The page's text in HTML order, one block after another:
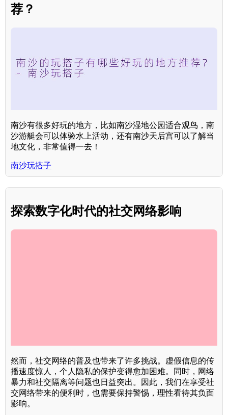
荐？
南沙有很多好玩的地方，比如南沙湿地公园适合观鸟，南
沙游艇会可以体验水上活动，还有南沙天后宫可以了解当
地文化，非常值得一去！
南沙玩搭子
探索数字化时代的社交网络影响
然而，社交网络的普及也带来了许多挑战。虚假信息的传
播速度惊人，个人隐私的保护变得愈加困难。同时，网络
暴力和社交隔离等问题也日益突出。因此，我们在享受社
交网络带来的便利时，也需要保持警惕，理性看待其负面
影响。